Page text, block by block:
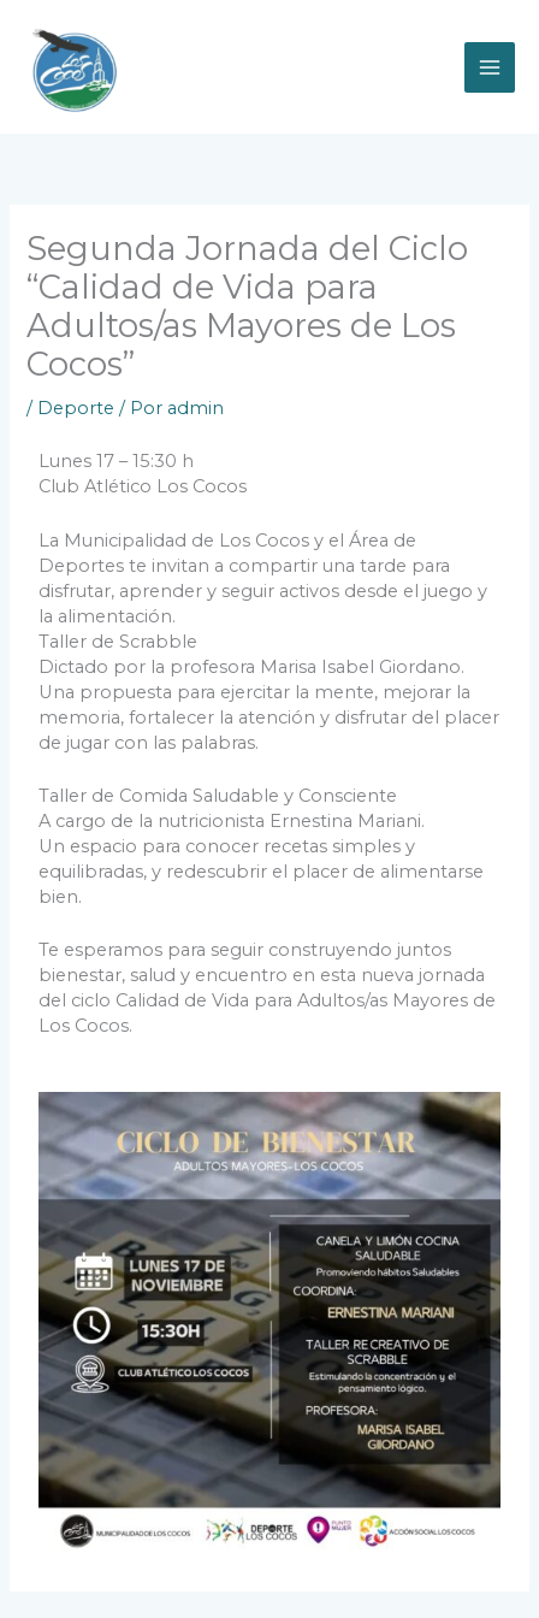
contenido
Segunda Jornada del Ciclo
“Calidad de Vida para
Adultos/as Mayores de Los
Cocos”
/ Deporte / Por admin
Lunes 17 – 15:30 h
Club Atlético Los Cocos
La Municipalidad de Los Cocos y el Área de
Deportes te invitan a compartir una tarde para
disfrutar, aprender y seguir activos desde el juego y
la alimentación.
Taller de Scrabble
Dictado por la profesora Marisa Isabel Giordano.
Una propuesta para ejercitar la mente, mejorar la
memoria, fortalecer la atención y disfrutar del placer
de jugar con las palabras.
Taller de Comida Saludable y Consciente
A cargo de la nutricionista Ernestina Mariani.
Un espacio para conocer recetas simples y
equilibradas, y redescubrir el placer de alimentarse
bien.
Te esperamos para seguir construyendo juntos
bienestar, salud y encuentro en esta nueva jornada
del ciclo Calidad de Vida para Adultos/as Mayores de
Los Cocos.